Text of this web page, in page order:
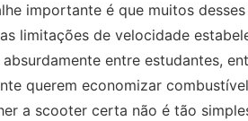
importante é que muitos
limitações de velocidade
entre estudantes,
querem economizar
a scooter certa não é tão